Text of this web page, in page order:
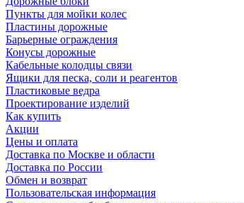
Пункты для мойки колес
Пластины дорожные
Барьерные ограждения
Конусы дорожные
Кабельные колодцы связи
Ящики для песка, соли и реагентов
Пластиковые ведра
Проектирование изделий
Как купить
Акции
Цены и оплата
Доставка по Москве и области
Доставка по России
Обмен и возврат
Пользовательская информация